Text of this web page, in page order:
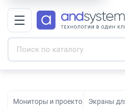
Мониторы и проекторы для
Экраны